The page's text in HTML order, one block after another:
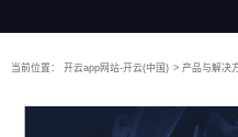
当前位置： 开云app网站-开云(中国) > 产品与解决